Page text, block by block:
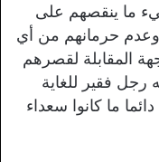
ما ينقصهم على
وعدم حرمانهم من أي
المقابلة لقصرهم
رجل فقير للغاية
ما كانوا سعداء